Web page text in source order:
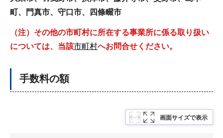
町、門真市、守口市、四條畷市
（注）その他の市町村に所在する事業所に係る取り扱い
については、当該市町村へお問合せください。
手数料の額
画面サイズで表示